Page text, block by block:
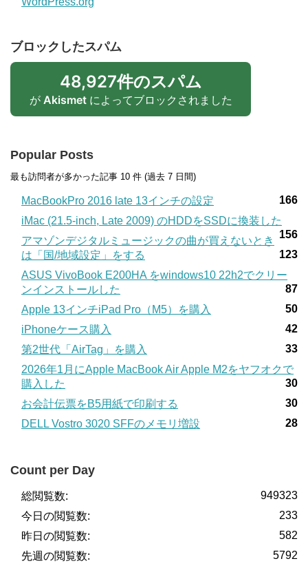
ブロックしたスパム
48,927件のスパム
が Akismetによってブロックされました
Popular Posts
最も訪問者が多かった記事 10 件 (過去 7 日間)
MacBookPro 2016 late 13インチの設定
166
iMac (21.5-inch, Late 2009) のHDDをSSDに換装した
156
アマゾンデジタルミュージックの曲が買えないとき
は「国/地域設定」をする
123
ASUS VivoBook E200HA をwindows10 22h2でクリー
ンインストールした
87
Apple 13インチiPad Pro（M5）を購入
50
iPhoneケース購入
42
第2世代「AirTag」を購入
33
2026年1月にApple MacBook Air Apple M2をヤフオクで
購入した
30
お会計伝票をB5用紙で印刷する
30
DELL Vostro 3020 SFFのメモリ増設
28
Count per Day
949323
総閲覧数:
233
今日の閲覧数:
582
昨日の閲覧数:
5792
先週の閲覧数: